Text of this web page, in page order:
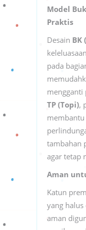
Model
Praktis
Desain BK
pada
mengganti
TP (Topi),
tambahan
agar tetap
Aman
Katun
yang
aman